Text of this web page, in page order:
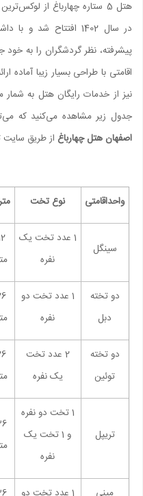
هتل 5 ستاره چهارباغ از
در سال 1402 افتتاح شد
اقامتی با طراحی بسیار زیبا
نیز از خدمات رایگان هتل به
جدول زیر مشاهده می‌کنید که
اصفهان هتل چهارباغ از طریق سایت
واحداقامتی نوع تخت
سینگل
1 عدد تخت یک
نفره
دو تخته
دبل
1 عدد تخت دو
نفره
دو تخته
توئین
2 عدد تخت
یک نفره
تریپل
1 تخت دو نفره
و 1 تخت یک
نفره